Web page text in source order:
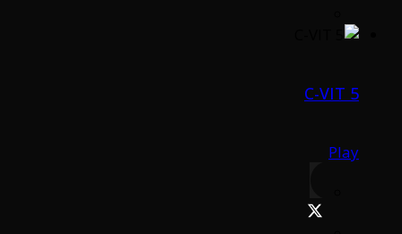
C-VIT 5
Play